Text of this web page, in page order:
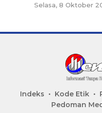
Selasa, 8 Oktober
Indeks Kode Etik
Pedoman